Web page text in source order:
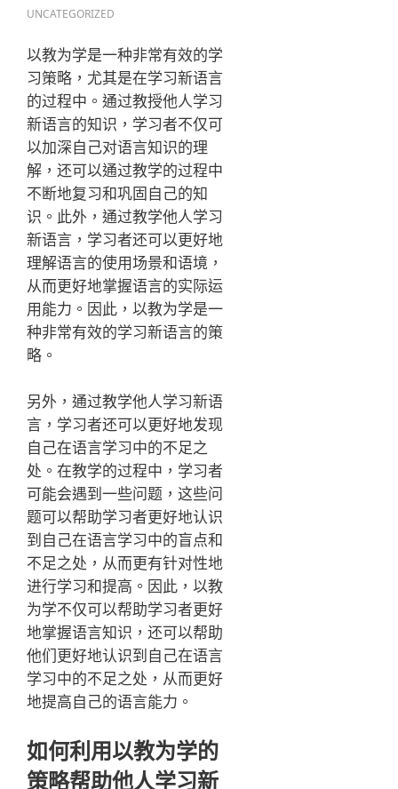
UNCATEGORIZED
以教为学是一种非常有效的学
习策略，尤其是在学习新语言
的过程中。通过教授他人学习
新语言的知识，学习者不仅可
以加深自己对语言知识的理
解，还可以通过教学的过程中
不断地复习和巩固自己的知
识。此外，通过教学他人学习
新语言，学习者还可以更好地
理解语言的使用场景和语境，
从而更好地掌握语言的实际运
用能力。因此，以教为学是一
种非常有效的学习新语言的策
略。
另外，通过教学他人学习新语
言，学习者还可以更好地发现
自己在语言学习中的不足之
处。在教学的过程中，学习者
可能会遇到一些问题，这些问
题可以帮助学习者更好地认识
到自己在语言学习中的盲点和
不足之处，从而更有针对性地
进行学习和提高。因此，以教
为学不仅可以帮助学习者更好
地掌握语言知识，还可以帮助
他们更好地认识到自己在语言
学习中的不足之处，从而更好
地提高自己的语言能力。
如何利用以教为学的
策略帮助他人学习新